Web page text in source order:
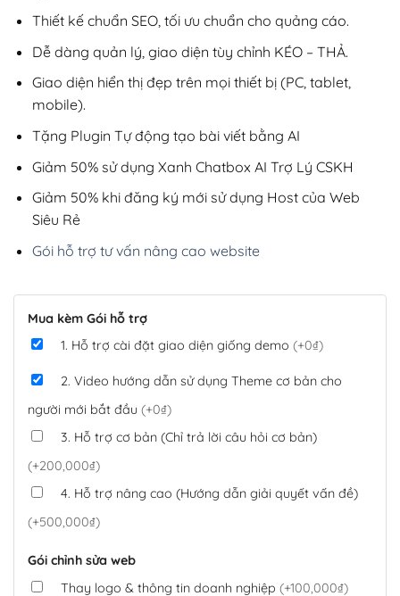
Thiết kế chuẩn SEO, tối ưu chuẩn cho quảng cáo.
Dễ dàng quản lý, giao diện tùy chỉnh KÉO – THẢ.
Giao diện hiển thị đẹp trên mọi thiết bị (PC, tablet,
mobile).
Tặng Plugin Tự động tạo bài viết bằng AI
Giảm 50% sử dụng Xanh Chatbox AI Trợ Lý CSKH
Giảm 50% khi đăng ký mới sử dụng Host của Web
Siêu Rẻ
Gói hỗ trợ tư vấn nâng cao website
Mua kèm Gói hỗ trợ
1. Hỗ trợ cài đặt giao diện giống demo (+0₫)
2. Video hướng dẫn sử dụng Theme cơ bản cho
người mới bắt đầu (+0₫)
3. Hỗ trợ cơ bản (Chỉ trả lời câu hỏi cơ bản)
(+200,000₫)
4. Hỗ trợ nâng cao (Hướng dẫn giải quyết vấn đề)
(+500,000₫)
Gói chỉnh sửa web
Thay logo & thông tin doanh nghiệp (+100,000₫)